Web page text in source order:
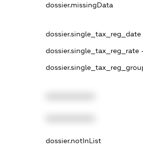
dossier.missingData
dossier.single_tax_reg_date
dossier.single_tax_reg_rate
dossier.notInList